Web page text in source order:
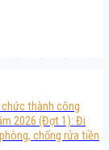
thành công
2026 (Đợt 1): Đi
chống rửa tiền